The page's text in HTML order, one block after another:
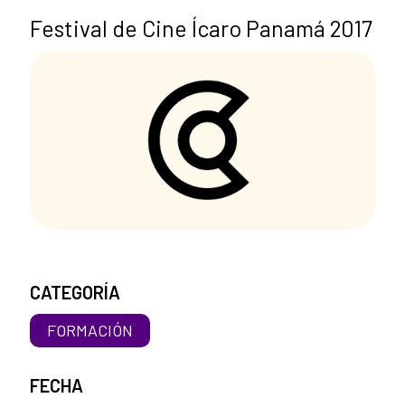
Festival de Cine Ícaro Panamá 2017
CATEGORÍA
FORMACIÓN
FECHA